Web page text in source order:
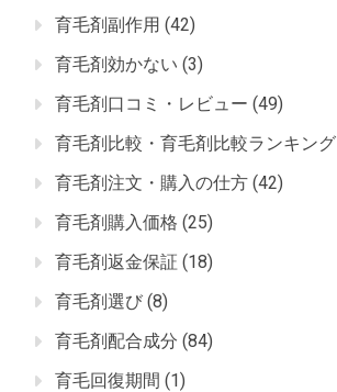
育毛剤副作用 (42)
育毛剤効かない (3)
育毛剤口コミ・レビュー (49)
育毛剤比較・育毛剤比較ランキング
育毛剤注文・購入の仕方 (42)
育毛剤購入価格 (25)
育毛剤返金保証 (18)
育毛剤選び (8)
育毛剤配合成分 (84)
育毛回復期間 (1)